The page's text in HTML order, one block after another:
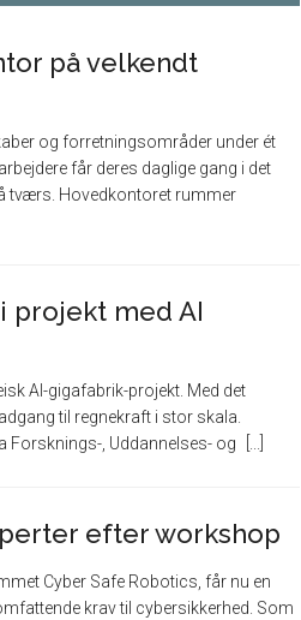
på velkendt
og forretningsområder under ét
får deres daglige gang i det
tværs. Hovedkontoret rummer
projekt med AI
AI-gigafabrik-projekt. Med det
til regnekraft i stor skala.
Forsknings-, Uddannelses- og
efter workshop
Cyber Safe Robotics, får nu en
krav til cybersikkerhed. Som